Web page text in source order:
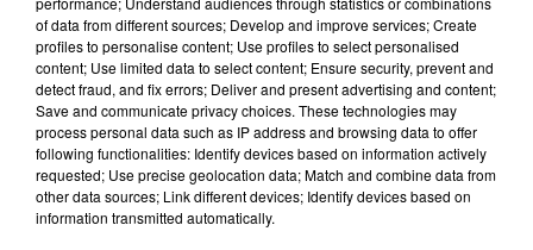
chroniques et de décès prématuré.
Ces résultats rappellent l’importance de la prévention dès le
plus jeune âge. Alors que l’obésité progresse dans les
populations jeunes, cette étude souligne qu’intervenir tôt
pourrait avoir un impact majeur sur la santé publique.
En somme, surveiller son poids ne concerne pas seulement
of data from different sources; Develop and improve services; Create
profiles to personalise content; Use profiles to select personalised
content; Use limited data to select content; Ensure security, prevent and
detect fraud, and fix errors; Deliver and present advertising and content;
Save and communicate privacy choices. These technologies may
process personal data such as IP address and browsing data to offer
following functionalities: Identify devices based on information actively
requested; Use precise geolocation data; Match and combine data from
other data sources; Link different devices; Identify devices based on
information transmitted automatically.